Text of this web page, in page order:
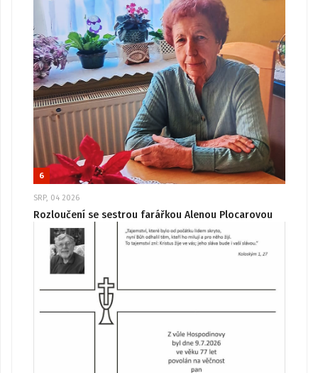
6
SRP, 04 2026
Rozloučení se sestrou farářkou Alenou Plocarovou